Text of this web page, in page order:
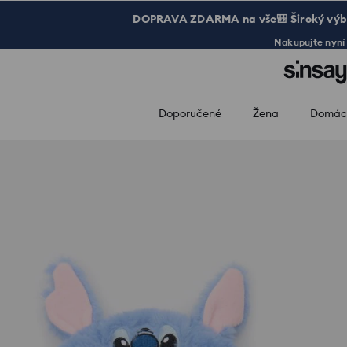
DOPRAVA ZDARMA na vše🎒 Široký
Nakupujte nyní
Doporučené Žena